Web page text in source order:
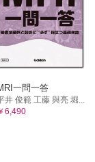
輪真嗣
輪真嗣
真嗣
輝
遺伝子を有す
遺伝子異常
久輝
一問一答
井 俊範 工藤 與亮 堀...
6,490